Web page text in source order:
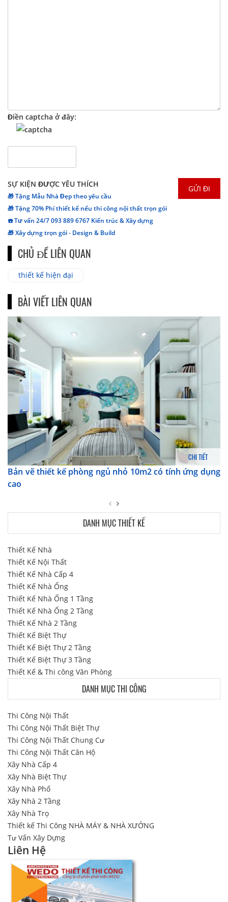
Điền captcha ở đây:
SỰ KIỆN ĐƯỢC YÊU THÍCH
🎁 Tặng Mẫu Nhà Đẹp theo yêu cầu
🎁 Tặng 70% Phí thiết kế nếu thi công nội thất trọn gói
☎️ Tư vấn 24/7 093 889 6767 Kiến trúc & Xây dựng
🎁 Xây dựng trọn gói - Design & Build
CHỦ ĐỀ LIÊN QUAN
thiết kế hiện đại
BÀI VIẾT LIÊN QUAN
CHI TIẾT
Bản vẽ thiết kế phòng ngủ nhỏ 10m2 có tính ứng dụng
cao
DANH MỤC THIẾT KẾ
Thiết Kế Nhà
Thiết Kế Nội Thất
Thiết Kế Nhà Cấp 4
Thiết Kế Nhà Ống
Thiết Kế Nhà Ống 1 Tầng
Thiết Kế Nhà Ống 2 Tầng
Thiết Kế Nhà 2 Tầng
Thiết Kế Biệt Thự
Thiết Kế Biệt Thự 2 Tầng
Thiết Kế Biệt Thự 3 Tầng
Thiết Kế & Thi công Văn Phòng
DANH MỤC THI CÔNG
Thi Công Nội Thất
Thi Công Nội Thất Biệt Thự
Thi Công Nội Thất Chung Cư
Thi Công Nội Thất Căn Hộ
Xây Nhà Cấp 4
Xây Nhà Biệt Thự
Xây Nhà Phố
Xây Nhà 2 Tầng
Xây Nhà Trọ
Thiết kế Thi Công NHÀ MÁY & NHÀ XƯỞNG
Tư Vấn Xây Dựng
Liên Hệ